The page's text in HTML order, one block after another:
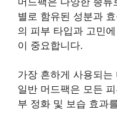
별로 함유된 성분과
의 피부 타입과 고민
이 중요합니다.
가장 흔하게 사용되
일반 머드팩은 모든
부 정화 및 보습 효과